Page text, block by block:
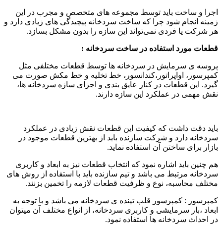
اجرا و ساخت باید توسط مجموعه ‌های متخصص و مجرب در این
زمینه انجام شود چرا که ساخت سردخانه پیچیدگی ‌های زیادی دارد و
هر شرکت یا فردی نمی‌تواند این سازه را بدون مشکل بسازد.
قطعات مورد استفاده در ساخت سردخانه :
پروسه ی سرمایش در سردخانه ها توسط قطعات مختلفی مثل
کمپرسور، اواپراتور،کندانسور، خط تخلیه و خط مکش صورت می
گیرد. این قطعات در کنار عایق‌ بندی و اجزای سازه سردخانه ها،
نقش مهمی در عملکرد این سازه دارند.
باید دقت داشت که کیفیت این قطعات نقش زیادی در عملکرد
سردخانه دارد و شرکت سازنده باید از بهترین قطعات موجود در
بازار برای ساختن آن استفاده نماید.
هم چنین باید اشاره نمود که انتخاب قطعات نیز به ابعاد و کاربری
سردخانه مرتبط می باشد و تیم سازنده باید با استفاده از روش ‌های
مختلف محاسبه، نوع و ظرفیت قطعات لازمه را تخمین بزنند.
کمپرسور : کمپرسور قلب تپنده ی سردخانه می باشد و با توجه به
ابعاد ،بار سرمایشی و کاربری سردخانه، از انواع مختلف آن میتوان
در احداث سردخانه ‌ها استفاده نمود.